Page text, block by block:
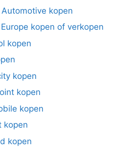
kopen
kopen of verkopen
kopen
kopen
kopen
kopen
kopen
kopen